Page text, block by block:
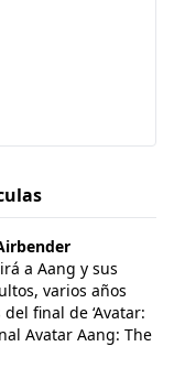
a Aang y sus
varios años
final de ‘Avatar:
Avatar Aang: The